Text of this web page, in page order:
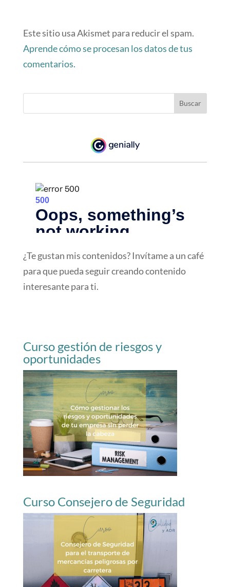
Este sitio usa Akismet para reducir el spam.
Aprende cómo se procesan los datos de tus
comentarios.
¿Te gustan mis contenidos? Invítame a un café
para que pueda seguir creando contenido
interesante para ti.
Curso gestión de riesgos y
oportunidades
Curso Consejero de Seguridad